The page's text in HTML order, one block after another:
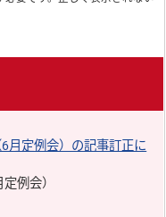
月定例会）の記事訂正に
例会）